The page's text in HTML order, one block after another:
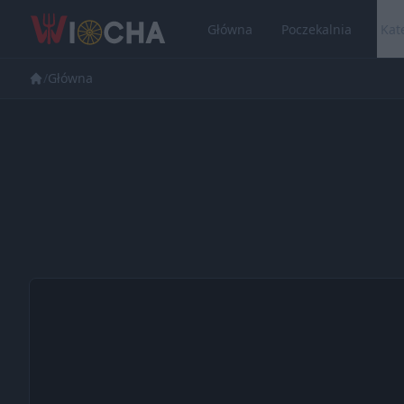
Główna Poczekalnia
/Główna